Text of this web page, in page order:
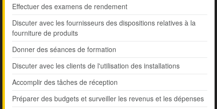
Effectuer des examens de rendement
Discuter avec les fournisseurs des dispositions relatives à la
fourniture de produits
Donner des séances de formation
Discuter avec les clients de l'utilisation des installations
Accomplir des tâches de réception
Préparer des budgets et surveiller les revenus et les dépenses